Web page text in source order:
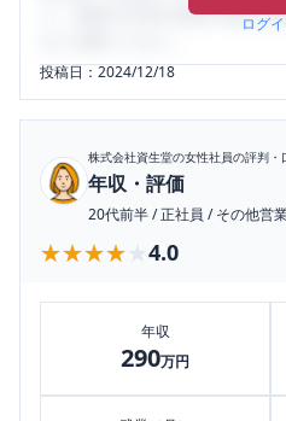
ログ
り、将来の不安や現在の悩みを
投稿日：2024/12/18
株式会社資生堂の女性社員の評判・
年収・評価
20代前半/正社員 /その他営
★★★★★
★★★★★ 4.0
年収
290万円